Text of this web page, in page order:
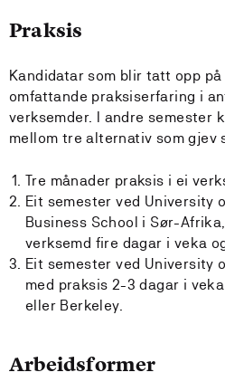
Praksis
Kandidatar som blir tatt opp
omfattande praksiserfaring i
verksemder. I andre semester
mellom tre alternativ som gjev
Tre månader praksis i ei
Eit semester ved University
Business School i Sør-
verksemd fire dagar i veka
Eit semester ved University
med praksis 2-3 dagar i
eller Berkeley.
Arbeidsformer